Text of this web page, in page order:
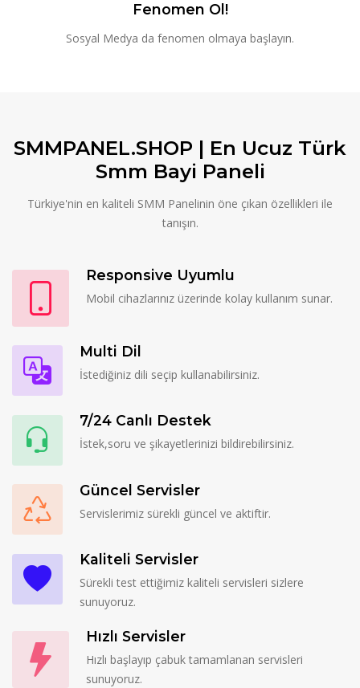
Fenomen Ol!
Sosyal Medya da fenomen olmaya başlayın.
SMMPANEL.SHOP | En Ucuz Türk
Smm Bayi Paneli
Türkiye'nin en kaliteli SMM Panelinin öne çıkan özellikleri ile
tanışın.
Responsive Uyumlu
Mobil cihazlarınız üzerinde kolay kullanım sunar.
Multi Dil
İstediğiniz dili seçip kullanabilirsiniz.
7/24 Canlı Destek
İstek,soru ve şikayetlerinizi bildirebilirsiniz.
Güncel Servisler
Servislerimiz sürekli güncel ve aktiftir.
Kaliteli Servisler
Sürekli test ettiğimiz kaliteli servisleri sizlere
sunuyoruz.
Hızlı Servisler
Hızlı başlayıp çabuk tamamlanan servisleri
sunuyoruz.